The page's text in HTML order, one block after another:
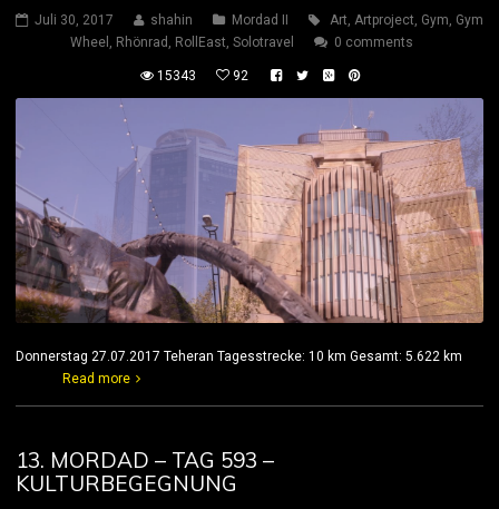
Juli 30, 2017 shahin Mordad II Art, Artproject, Gym, Gym
Wheel , Rhönrad , RollEast, Solotravel 0 comments
15343 92
Donnerstag 27.07.2017 Teheran Tagesstrecke: 10 km Gesamt: 5.622 km
Read more
13. MORDAD – TAG 593 –
KULTURBEGEGNUNG